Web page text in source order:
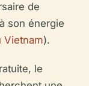
de
son énergie
Vietnam).
le